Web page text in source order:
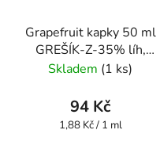
Grapefruit kapky 50 ml
GREŠÍK-Z-35% líh,
Bylinné kapky
Skladem (1 ks)
94 Kč
Měrná
1,88 Kč / 1 ml